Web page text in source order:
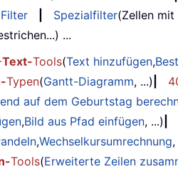
Spezialfilter(Zellen
...
Text-Tools(Text hinzufügen,
Typen(Gantt-Diagramm, ...)
auf dem Geburtstag
,Bild aus Pfad einfügen, ...)
,Wechselkursumrechnung
Tools(Erweiterte Zeilen